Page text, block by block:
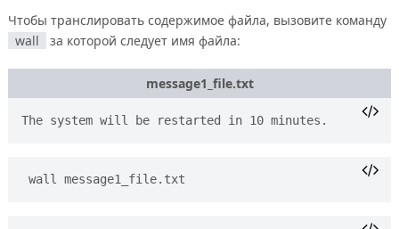
Чтобы транслировать содержимое файла, вызовите команду
wall
за которой следует имя файла:
message1_file.txt
wall message1_file.txt